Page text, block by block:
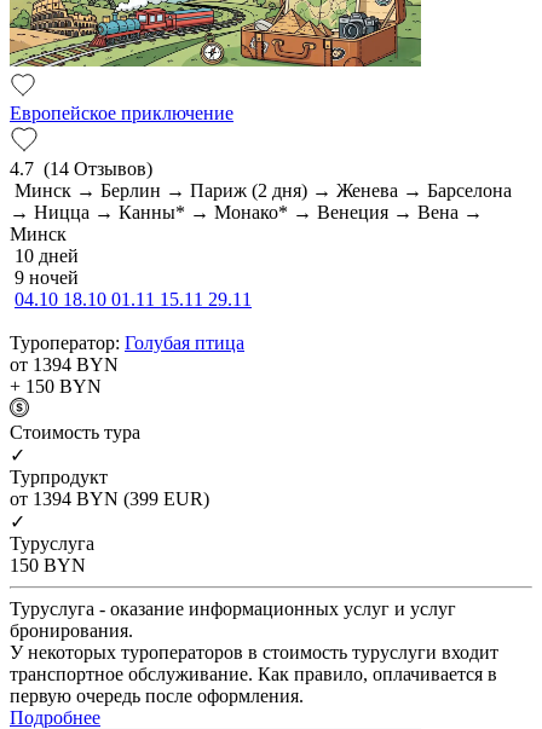
Европейское приключение
4.7 (14 Отзывов)
Минск → Берлин → Париж (2 дня) → Женева → Барселона
→ Ницца → Канны* → Монако* → Венеция → Вена →
Минск
10 дней
9 ночей
04.10 18.10 01.11 15.11 29.11
Туроператор: Голубая птица
от 1394 BYN
+ 150 BYN
Cтоимость тура
✓
Турпродукт
от 1394 BYN (399 EUR)
✓
Туруслуга
150 BYN
Туруслуга - оказание информационных услуг и услуг
бронирования.
У некоторых туроператоров в стоимость туруслуги входит
транспортное обслуживание. Как правило, оплачивается в
первую очередь после оформления.
Подробнее